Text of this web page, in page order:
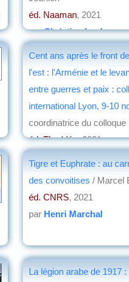
éd. Naaman, 2021
parChristian Lochon
Cent ans après le front de
l'est : l'Arménie et le
entre guerres et paix :
international Lyon, 9-10
coordinatrice du colloque
éd. Thaddée, 2021
Tigre et Euphrate : au
des convoitises / Marcel
éd. CNRS, 2021
par Henri Marchal
La légion arabe de 1917 :